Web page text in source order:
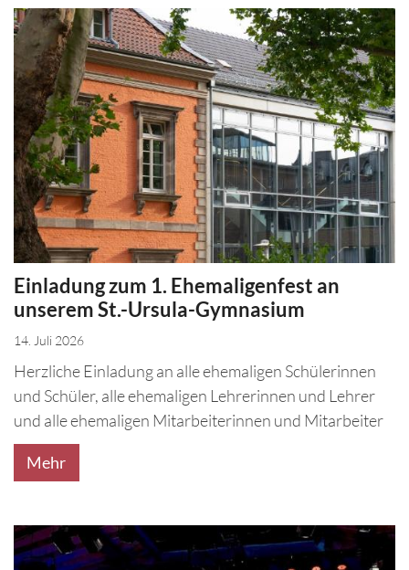
Einladung zum 1. Ehemaligenfest an
unserem St.-Ursula-Gymnasium
14. Juli 2026
Herzliche Einladung an alle ehemaligen Schülerinnen
und Schüler, alle ehemaligen Lehrerinnen und Lehrer
und alle ehemaligen Mitarbeiterinnen und Mitarbeiter
Mehr